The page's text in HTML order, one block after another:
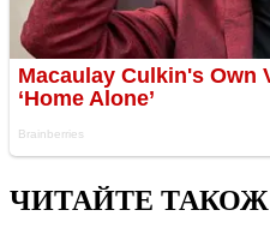
ЧИТАЙТЕ ТАКОЖ